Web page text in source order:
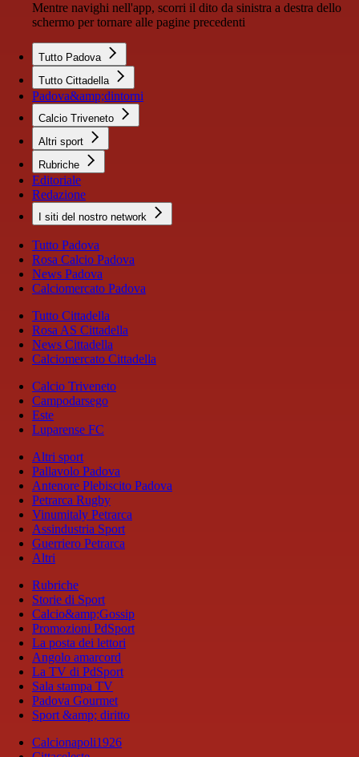
Mentre navighi nell'app, scorri il dito da sinistra a destra dello
schermo per tornare alle pagine precedenti
Tutto Padova
Tutto Cittadella
Padova&amp;dintorni
Calcio Triveneto
Altri sport
Rubriche
Editoriale
Redazione
I siti del nostro network
Tutto Padova
Rosa Calcio Padova
News Padova
Calciomercato Padova
Tutto Cittadella
Rosa AS Cittadella
News Cittadella
Calciomercato Cittadella
Calcio Triveneto
Campodarsego
Este
Luparense FC
Altri sport
Pallavolo Padova
Antenore Plebiscito Padova
Petrarca Rugby
Vinumitaly Petrarca
Assindustria Sport
Guerriero Petrarca
Altri
Rubriche
Storie di Sport
Calcio&amp;Gossip
Promozioni PdSport
La posta dei lettori
Angolo amarcord
La TV di PdSport
Sala stampa TV
Padova Gourmet
Sport &amp; diritto
Calcionapoli1926